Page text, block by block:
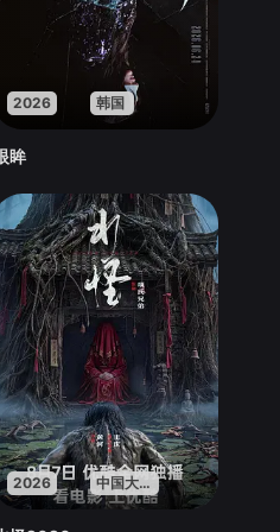
2026 韩国
眸
2026 中国大陆